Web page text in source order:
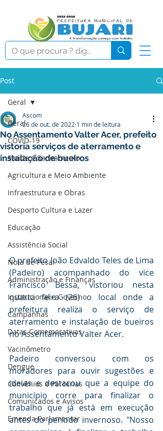
Post
Geral
COVID-19
Saúde e Saneamento
Agricultura e Meio Ambiente
Infraestrutura e Obras
Desporto Cultura e Lazer
Educação
Assistência Social
Nota de Pesar
Administração e Finanças
Institucional e Governo
Campanhas
Datas Comemorativas
Vacinômetro
Dengue
Convênios e Parcerias
Comunicados e Avisos
Emenda Parlamentar
Geral
No Assentamento Valter Acer, prefeito
vistoria serviços de aterramento e
instalação de bueiros
Ascom
26 de out. de 2022 1 min de leitura
O prefeito João Edvaldo Teles de Lima
(Padeiro) acompanhado do vice
Francisco Bessa, vistoriou nesta
quarta feira (26) o local onde a
prefeitura realiza o serviço de
aterramento e instalação de bueiros
no Assentamento Valter Acer.
Padeiro conversou com os
moradores para ouvir sugestões e
ideias e destacou que a equipe do
município corre para finalizar o
trabalho que já está em execução
antes do período invernoso. "Nosso